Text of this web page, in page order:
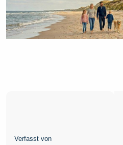
Verfasst von